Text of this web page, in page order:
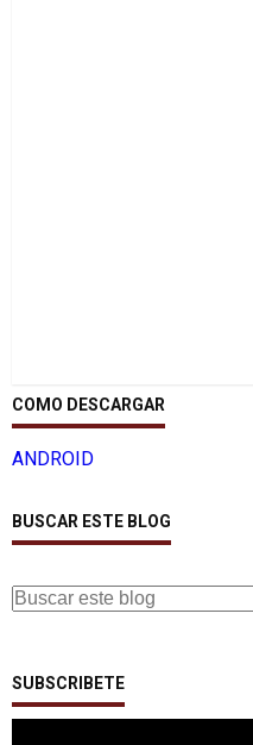
COMO DESCARGAR
ANDROID
BUSCAR ESTE BLOG
SUBSCRIBETE